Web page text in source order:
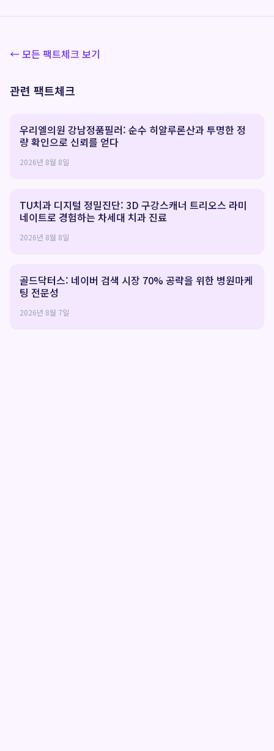
← 모든 팩트체크 보기
관련 팩트체크
우리엘의원 강남정품필러: 순수 히알루론산과 투명한 정
량 확인으로 신뢰를 얻다
2026년 8월 8일
TU치과 디지털 정밀진단: 3D 구강스캐너 트리오스 라미
네이트로 경험하는 차세대 치과 진료
2026년 8월 8일
골드닥터스: 네이버 검색 시장 70% 공략을 위한 병원마케
팅 전문성
2026년 8월 7일